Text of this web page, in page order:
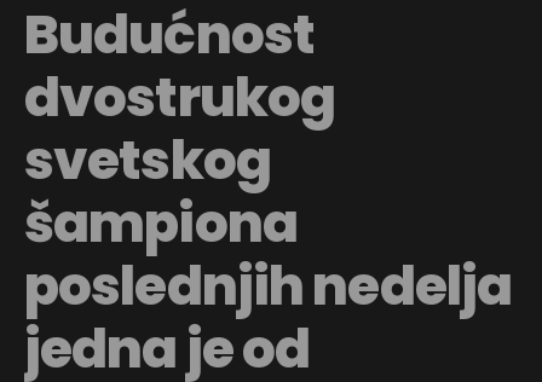
Budućnost
dvostrukog
svetskog
šampiona
poslednjih nedelja
jedna je od